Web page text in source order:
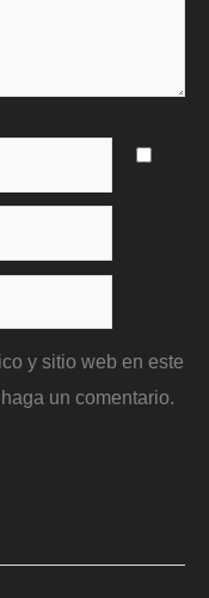
y sitio web en este
un comentario.